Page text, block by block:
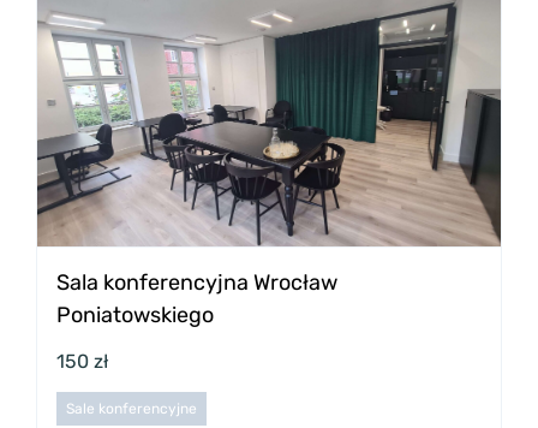
Sala konferencyjna Wrocław
Poniatowskiego
150 zł
Sale konferencyjne